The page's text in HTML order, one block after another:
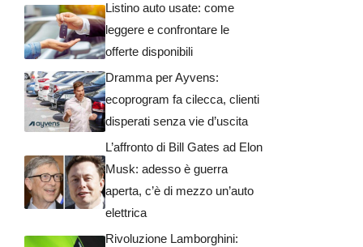
Listino auto usate: come
leggere e confrontare le
offerte disponibili
Dramma per Ayvens:
ecoprogram fa cilecca, clienti
disperati senza vie d’uscita
L’affronto di Bill Gates ad Elon
Musk: adesso è guerra
aperta, c’è di mezzo un’auto
elettrica
Rivoluzione Lamborghini: